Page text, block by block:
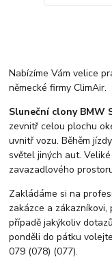
Nabízíme Vám velice
německé firmy ClimAir.
Sluneční clony BMW
zevnitř celou plochu
uvnitř vozu. Běhěm
světel jiných aut.
zavazadlového
Zakládáme si na
zakázce a
případě jakýkoliv
ponděli do pátku
079 (078) (077).